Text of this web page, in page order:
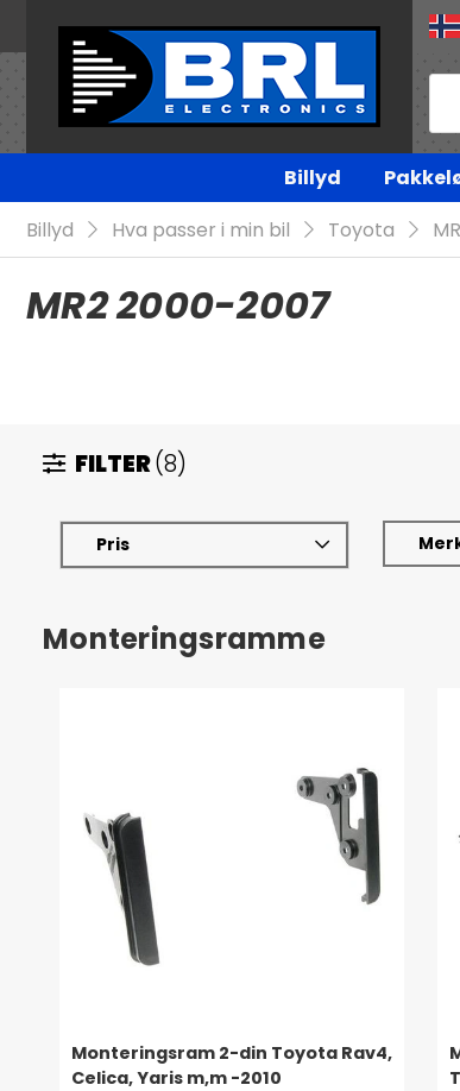
Billyd
Billyd
Hva passer i min bil Toyota
MR2 2000-2007
FILTER(8)
Pris
Monteringsramme
Monteringsram 2-din Toyota Rav4,
Celica, Yaris m,m -2010